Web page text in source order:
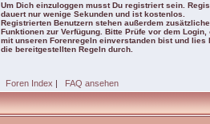
Um Dich einzuloggen musst Du registriert sein.
dauert nur wenige Sekunden und ist kostenlos.
Registrierten Benutzern stehen außerdem zusätzliche
Funktionen zur Verfügung. Bitte Prüfe vor dem Login,
mit unseren Forenregeln einverstanden bist und lies
die bereitgestellten Regeln durch.
Foren Index | FAQ ansehen